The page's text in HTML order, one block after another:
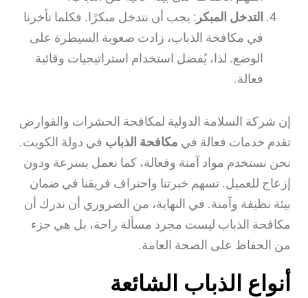
التدخل المبكر : يجب أن نتدخل مبكرًا. فكلما تأخرنا
في مكافحة الذباب، زادت صعوبة السيطرة على
الوضع. لذا، يُفضل استخدام استراتيجيات وقائية
فعالة.
إن شركة السلامة الدولية لمكافحة الحشرات والقوارض
تقدم خدمات فعالة في مكافحة الذباب في دولة الكويت.
نحن نستخدم مواد آمنة وفعالة، كما نعمل بسرعة ودون
إزعاج للعميل. تسهم خبرتنا واحتراف فريقنا في ضمان
بيئة نظيفة وآمنة. في النهاية، من الضروري أن ندرك أن
مكافحة الذباب ليست مجرد مسألة راحة، بل هي جزء
من الحفاظ على الصحة العامة.
أنواع الذباب الشائعة